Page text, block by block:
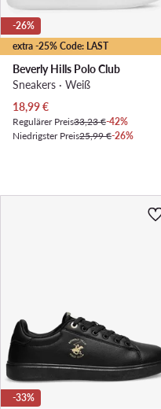
extra -25% Code: LAST
-26%
Beverly Hills Polo Club
Sneakers · Weiß
Aktueller Preis
18,99€
Regulärer Preis33,23 €-42%
Niedrigster Preis25,99 €-26%
-33%